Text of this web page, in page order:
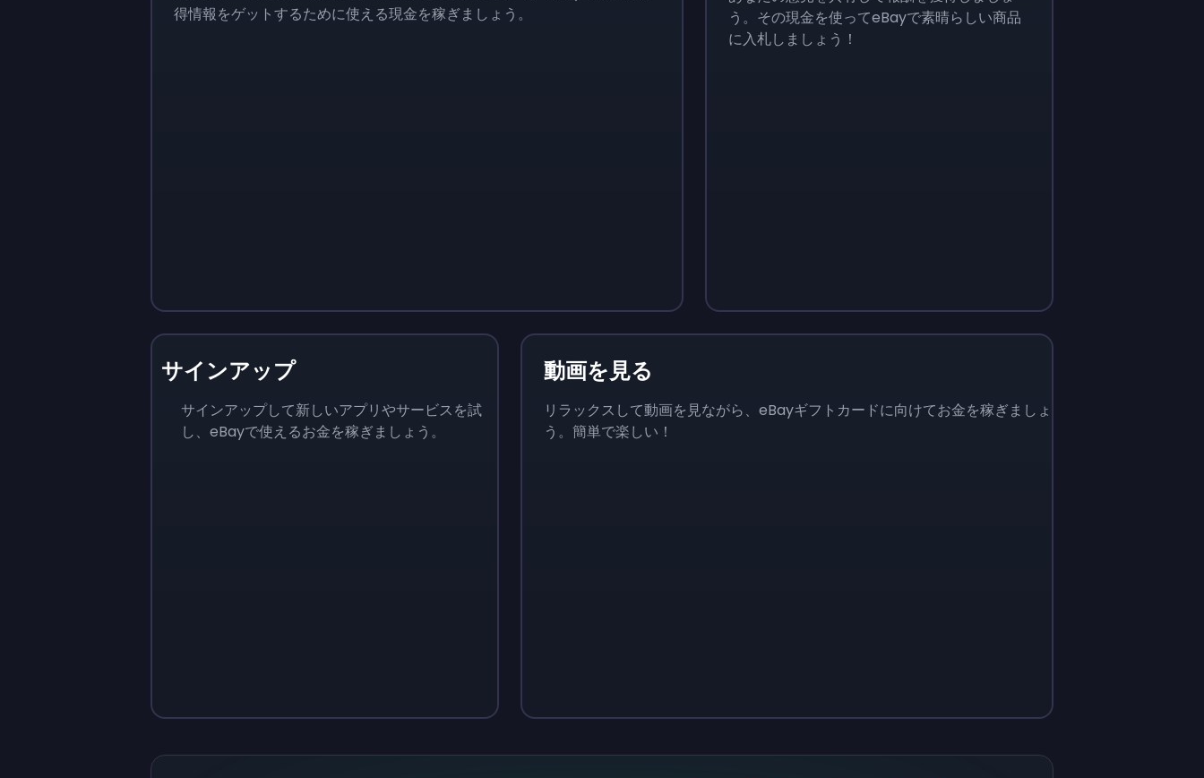
得情報をゲットするために使える現金を稼ぎましょう。
う。その現金を使ってeBayで素晴らしい商品
に入札しましょう！
サインアップ
サインアップして新しいアプリやサービスを試
し、eBayで使えるお金を稼ぎましょう。
動画を見る
リラックスして動画を見ながら、eBayギフトカードに向けてお金を稼ぎましょ
う。簡単で楽しい！